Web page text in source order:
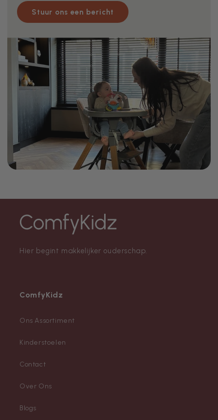
Stuur ons een bericht
Hier begint makkelijker ouderschap.
ComfyKidz
Ons Assortiment
Kinderstoelen
Contact
Over Ons
Blogs